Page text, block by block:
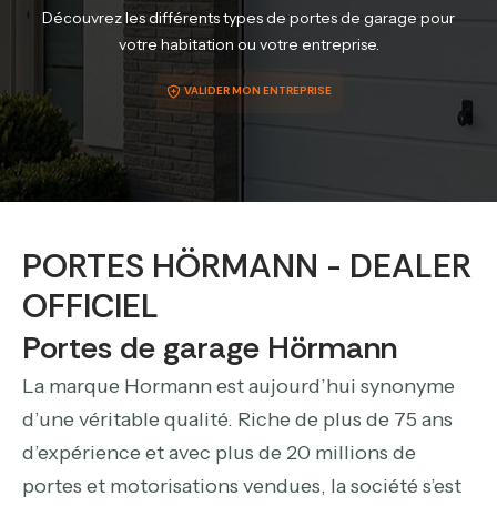
Découvrez les différents types de portes de garage pour
votre habitation ou votre entreprise.
VALIDER MON ENTREPRISE
PORTES HÖRMANN - DEALER
OFFICIEL
Portes de garage Hörmann
La marque Hormann est aujourd’hui synonyme
d’une véritable qualité. Riche de plus de 75 ans
d’expérience et avec plus de 20 millions de
portes et motorisations vendues, la société s’est